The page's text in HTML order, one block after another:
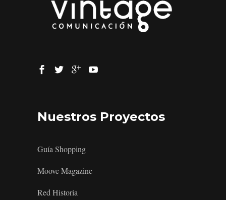
Nuestros Proyectos
Guía Shopping
Moove Magazine
Red Historia